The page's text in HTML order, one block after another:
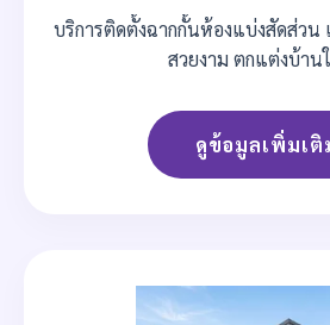
บริการติดตั้งฉากกั้นห้องแบ่งสัดส่วน
สวยงาม ตกแต่งบ้าน
ดูข้อมูลเพิ่มเติ